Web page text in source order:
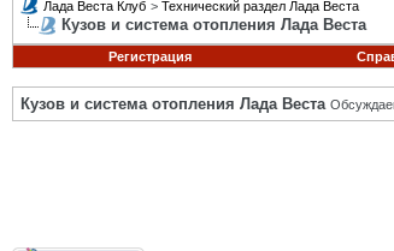
Лада Веста Клуб > Технический раздел Лада Веста
Кузов и система отопления Лада Веста
Регистрация
Кузов и система отопления Лада Веста